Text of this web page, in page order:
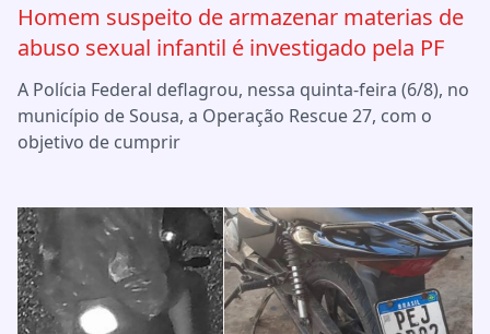
Homem suspeito de armazenar materias de
abuso sexual infantil é investigado pela PF
A Polícia Federal deflagrou, nessa quinta-feira (6/8), no
município de Sousa, a Operação Rescue 27, com o
objetivo de cumprir